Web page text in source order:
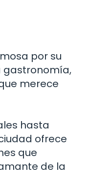
por su
gastronomía,
merece
hasta
ofrece
que
de la